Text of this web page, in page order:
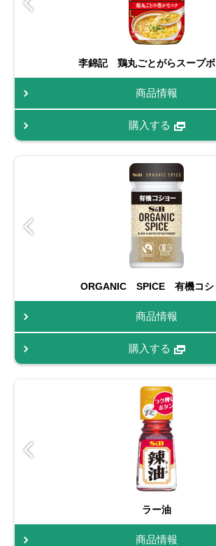
李錦記 鶏丸ごとがらスープ
商品情報
購入する
ORGANIC SPICE 有機コシ
商品情報
購入する
ラー油
商品情報